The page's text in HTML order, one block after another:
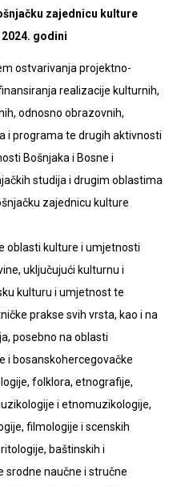
zajednicu kulture
godini
ostvarivanja projektno-
realizacije kulturnih,
odnosno obrazovnih,
i programa te drugih aktivnosti
Bošnjaka i Bosne i
studija i drugim oblastima
zajednicu kulture
oblasti kulture i umjetnosti
uključujući kulturnu i
kulturu i umjetnost te
prakse svih vrsta, kao i na
posebno na oblasti
i bosanskohercegovačke
folklora, etnografije,
i etnomuzikologije,
filmologije i scenskih
baštinskih i
srodne naučne i stručne